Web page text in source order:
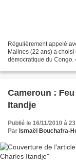
Régulièrement appelé
Malines (22 ans) a
démocratique du Congo.
Cameroun :
Itandje
Publié le 16/11/2010 à
Par Ismaël Bouchafra-